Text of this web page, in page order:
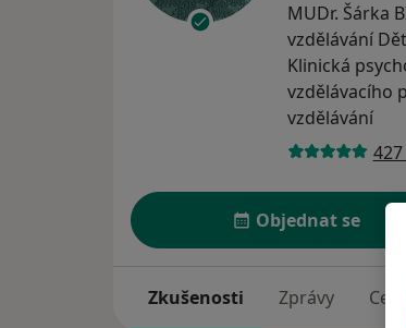
MUDr. Šárka
vzdělávání
Klinická
vzdělávacího
vzdělávání
Objednat se
Zkušenosti Zprávy Ceník